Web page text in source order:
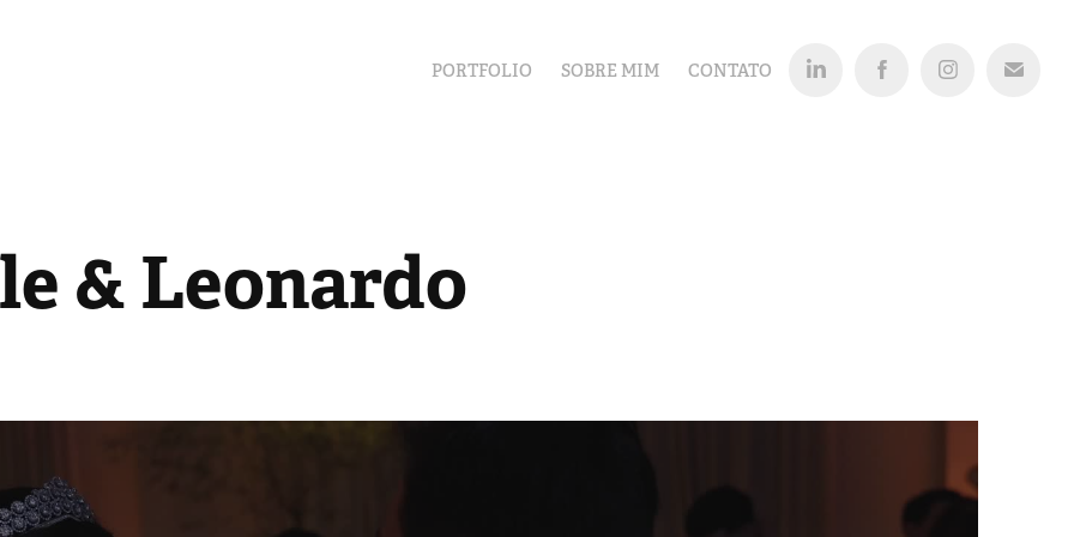
PORTFOLIO SOBRE MIM CONTATO
& Leonardo